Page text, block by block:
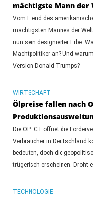
mächtigste Mann der
Vom Elend des
mächtigsten Mannes der
nun sein designierter Erbe.
Machtpolitiker an? Und
Version Donald Trumps?
WIRTSCHAFT
Ölpreise fallen nach
Die OPEC+ öffnet die
Verbraucher in Deutschland
bedeuten, doch die
trügerisch erscheinen. Droht
TECHNOLOGIE